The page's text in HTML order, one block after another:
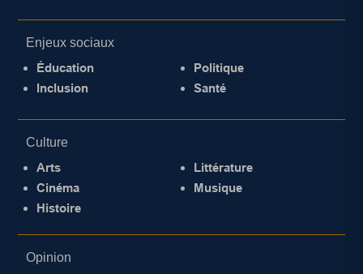
Enjeux sociaux
Éducation
Inclusion
Politique
Santé
Culture
Arts
Cinéma
Histoire
Littérature
Musique
Opinion